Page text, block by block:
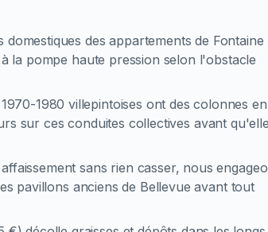
des appartements de Fontaine
la pompe haute pression selon l'obstacle
1980 villepintoises ont des colonnes en
sur ces conduites collectives avant
sans rien casser, nous
pavillons anciens de Bellevue avant tout